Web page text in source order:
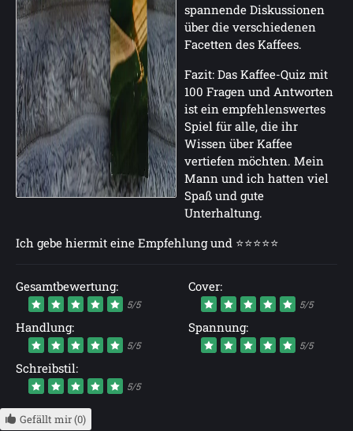
spannende Diskussionen
über die verschiedenen
Facetten des Kaffees.
Fazit: Das Kaffee-Quiz mit
100 Fragen und Antworten
ist ein empfehlenswertes
Spiel für alle, die ihr
Wissen über Kaffee
vertiefen möchten. Mein
Mann und ich hatten viel
Spaß und gute
Unterhaltung.
Ich gebe hiermit eine Empfehlung und ⭐⭐⭐⭐⭐
Gesamtbewertung:
5/5
Cover:
5/5
Handlung:
5/5
Spannung:
5/5
Schreibstil:
5/5
Gefällt mir (0)